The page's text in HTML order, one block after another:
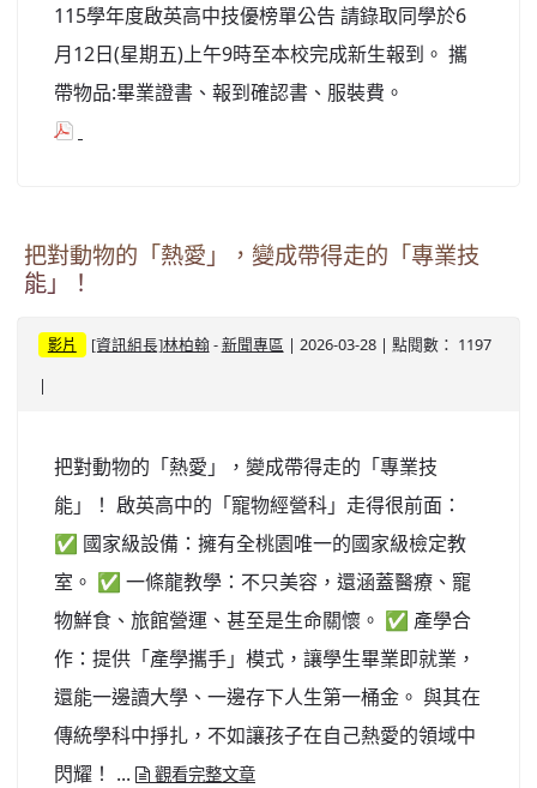
115學年度啟英高中技優榜單公告 請錄取同學於6
月12日(星期五)上午9時至本校完成新生報到。 攜
帶物品:畢業證書、報到確認書、服裝費。
把對動物的「熱愛」，變成帶得走的「專業技
能」！
影片 [資訊組長]林柏翰- 新聞專區 | 2026-03-28 | 點閱數： 1197
|
把對動物的「熱愛」，變成帶得走的「專業技
能」！ 啟英高中的「寵物經營科」走得很前面：
✅ 國家級設備：擁有全桃園唯一的國家級檢定教
室。 ✅ 一條龍教學：不只美容，還涵蓋醫療、寵
物鮮食、旅館營運、甚至是生命關懷。 ✅ 產學合
作：提供「產學攜手」模式，讓學生畢業即就業，
還能一邊讀大學、一邊存下人生第一桶金。 與其在
傳統學科中掙扎，不如讓孩子在自己熱愛的領域中
閃耀！ ...
觀看完整文章